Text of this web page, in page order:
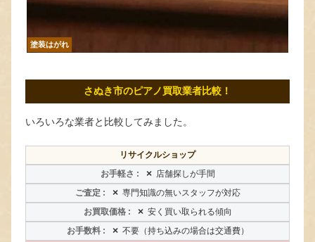
塗装はがれ
さぬき市のピアノ買取業者比較！
いろいろな業者と比較してみました。
リサイクルショップ
× 店舗探しが手間
× 専門知識の無いスタッフが対応
× 安く買い取られる傾向
× 不要（持ち込みの場合は交通費）